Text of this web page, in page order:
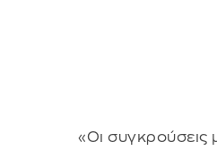
«Οι συγκρούσεις